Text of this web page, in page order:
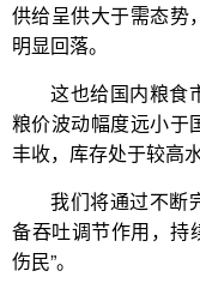
供给呈供大于需态势
明显回落。
这也给国内粮食
粮价波动幅度远小于
丰收，库存处于较高
我们将通过不断
备吞吐调节作用，持
伤民”。